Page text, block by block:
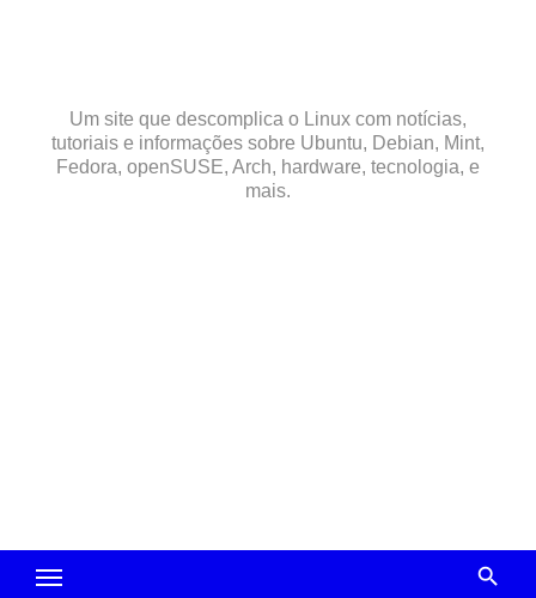
Um site que descomplica o Linux com notícias,
tutoriais e informações sobre Ubuntu, Debian, Mint,
Fedora, openSUSE, Arch, hardware, tecnologia, e
mais.